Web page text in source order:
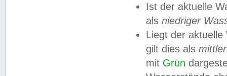
Ist der aktuelle
als niedriger
Liegt der
gilt dies als
mit Grün